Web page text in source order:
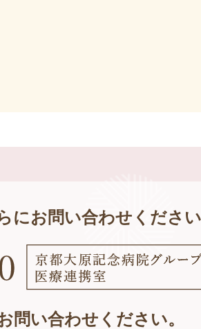
にお問い合わせください
問い合わせください。